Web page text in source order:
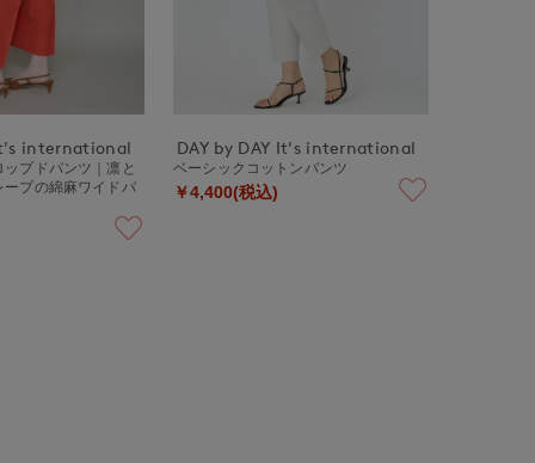
international
ップドパンツ｜凛と
プの綿麻ワイドパ
DAY by DAY It's international
ベーシックコットンパンツ
￥4,400(税込)